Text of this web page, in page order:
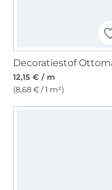
12,15 € / m
(8,68 € / 1 m²)